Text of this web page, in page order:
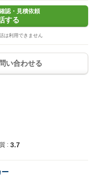
認・見積依頼
する
は利用できません
い合わせる
: 3.7
ー